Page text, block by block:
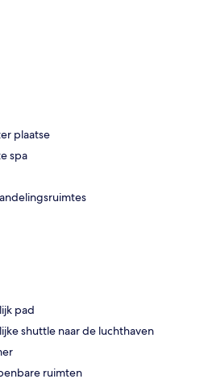
plaatse
spa
pad
shuttle naar de luchthaven
ruimten